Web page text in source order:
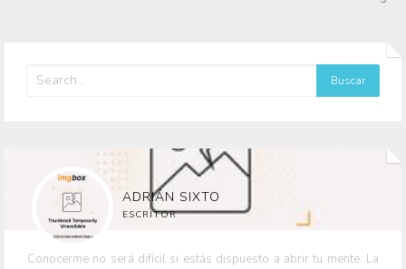
ADRIÁN SIXTO
ESCRITOR
Conocerme no será difícil si estás dispuesto a abrir tu mente. La